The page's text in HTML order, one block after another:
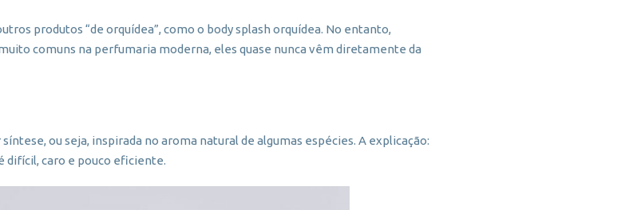
produtos “de orquídea”, como o body splash orquídea. No entanto,
comuns na perfumaria moderna, eles quase nunca vêm diretamente da
ou seja, inspirada no aroma natural de algumas espécies. A explicação:
difícil, caro e pouco eficiente.